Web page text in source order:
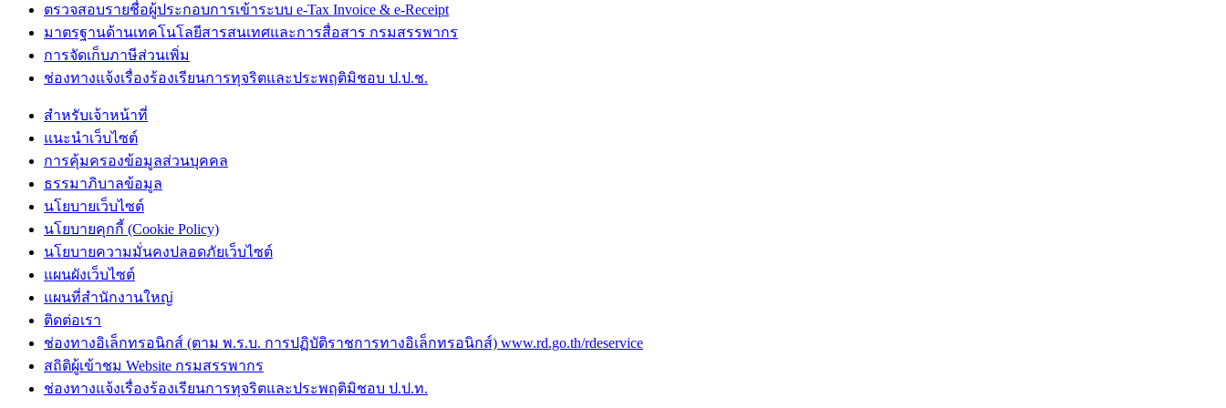
ตรวจสอบรายชื่อผู้ประกอบการเข้าระบบ e-Tax Invoice & e-Receipt
มาตรฐานด้านเทคโนโลยีสารสนเทศและการสื่อสาร กรมสรรพากร
การจัดเก็บภาษีส่วนเพิ่ม
ช่องทางแจ้งเรื่องร้องเรียนการทุจริตและประพฤติมิชอบ ป.ป.ช.
สำหรับเจ้าหน้าที่
แนะนำเว็บไซต์
การคุ้มครองข้อมูลส่วนบุคคล
ธรรมาภิบาลข้อมูล
นโยบายเว็บไซต์
นโยบายคุกกี้ (Cookie Policy)
นโยบายความมั่นคงปลอดภัยเว็บไซต์
แผนผังเว็บไซต์
แผนที่สำนักงานใหญ่
ติดต่อเรา
ช่องทางอิเล็กทรอนิกส์ (ตาม พ.ร.บ. การปฏิบัติราชการทางอิเล็กทรอนิกส์) www.rd.go.th/rdeservice
สถิติผู้เข้าชม Website กรมสรรพากร
ช่องทางแจ้งเรื่องร้องเรียนการทุจริตและประพฤติมิชอบ ป.ป.ท.